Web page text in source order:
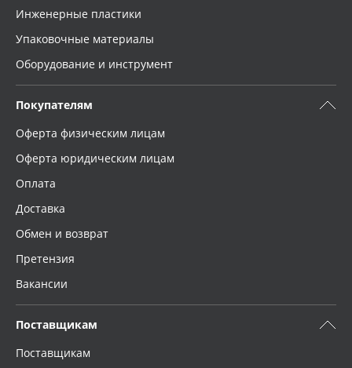
Инженерные пластики
Упаковочные материалы
Оборудование и инструмент
Покупателям
Оферта физическим лицам
Оферта юридическим лицам
Оплата
Доставка
Обмен и возврат
Претензия
Вакансии
Поставщикам
Поставщикам